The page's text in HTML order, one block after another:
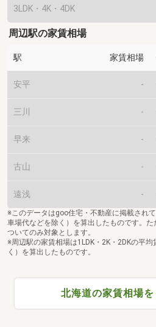
3LDK・4K・4DK
周辺駅の家賃相場
駅 家賃相場
安平 -
三川 -
早来 -
古山 -
遠浅 -
※このデータはgoo住宅・不動産に掲載され
車場代などを除く）を算出したものです。
ついてのみ対象とします。
※周辺駅の家賃相場は1LDK・2K・2DKの平
く）を算出したものです。
北海道の家賃相場